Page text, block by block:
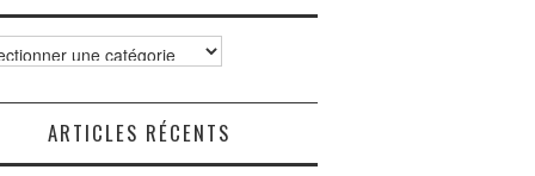
ARTICLES RÉCENTS